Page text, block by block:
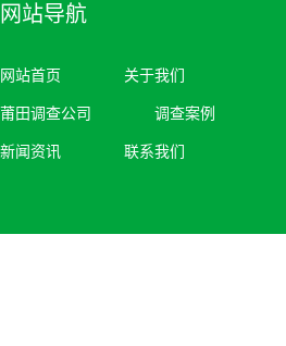
网站导航
网站首页 关于我们
莆田调查公司 调查案例
新闻资讯 联系我们